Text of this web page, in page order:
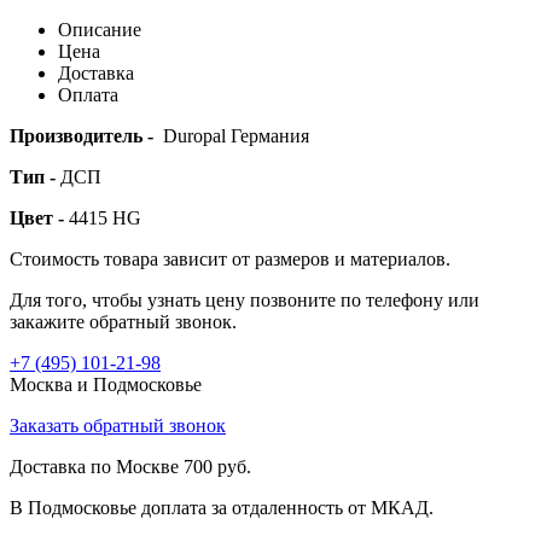
Описание
Цена
Доставка
Оплата
Производитель - Duropal Германия
Тип - ДСП
Цвет - 4415 HG
Стоимость товара зависит от размеров и материалов.
Для того, чтобы узнать цену позвоните по телефону или
закажите обратный звонок.
+7 (495) 101-21-98
Москва и Подмосковье
Заказать обратный звонок
Доставка по Москве 700 руб.
В Подмосковье доплата за отдаленность от МКАД.